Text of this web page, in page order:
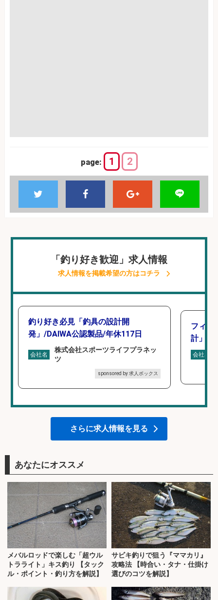
page: 1 2
「釣り好き歓迎」求人情報
求人情報を掲載希望の方はコチラ
釣り好き必見「釣具の設計開
発」/DAIWA公認製品/年休117日
会社名
株式会社スポーツライフプラネッ
ツ
sponsored by 求人ボックス
フィッ
計」
会社名
さらに求人情報を見る
あなたにオススメ
メバルロッドで楽しむ「超ウル
トラライト」キス釣り 【タック
ル・ポイント・釣り方を解説】
サビキ釣りで狙う『ママカリ』
攻略法 【時合い・タナ・仕掛け
選びのコツを解説】